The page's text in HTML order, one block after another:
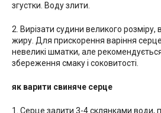
згустки. Воду злити.
2. Вирізати судини великого
жиру. Для прискорення варіння
невеликі шматки, але
збереження смаку і соковитості.
як варити свиняче серце
1. Серце залити 3-4 склянками води,